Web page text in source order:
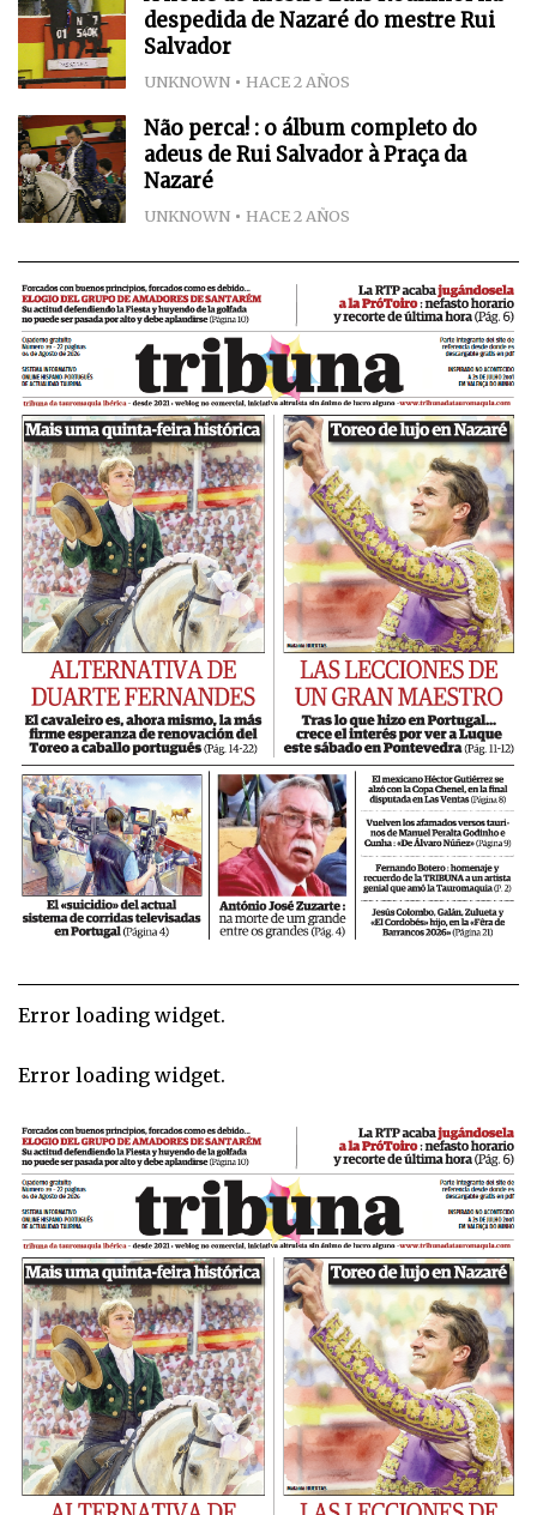
despedida de Nazaré do mestre Rui
Salvador
UNKNOWN HACE 2 AÑOS
Não perca! : o álbum completo do
adeus de Rui Salvador à Praça da
Nazaré
UNKNOWN HACE 2 AÑOS
Error loading widget.
Error loading widget.